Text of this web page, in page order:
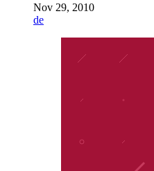
Nov 29, 2010
de